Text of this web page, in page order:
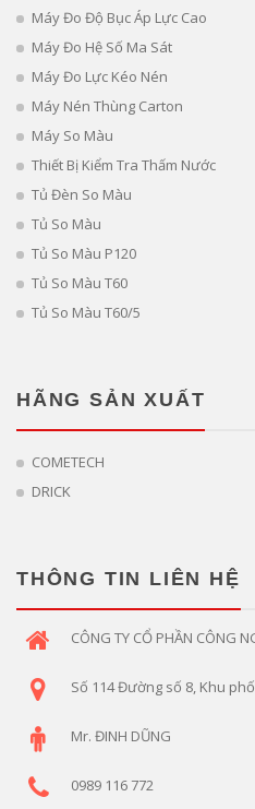
Máy Đo Độ Bục Áp Lực Cao
Máy Đo Hệ Số Ma Sát
Máy Đo Lực Kéo Nén
Máy Nén Thùng Carton
Máy So Màu
Thiết Bị Kiểm Tra Thấm Nước
Tủ Đèn So Màu
Tủ So Màu
Tủ So Màu P120
Tủ So Màu T60
Tủ So Màu T60/5
HÃNG SẢN XUẤT
COMETECH
DRICK
THÔNG TIN LIÊN HỆ
CÔNG TY CỔ PHẦN CÔNG
Số 114 Đường số 8, Khu
Mr. ĐINH DŨNG
0989 116 772